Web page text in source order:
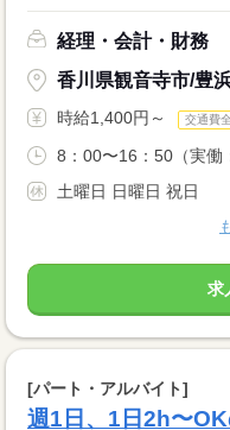
経理・会計・財務
香川県観音寺市/豊
時給1,400円～ 交通費
8：00〜16：50（実働
土曜日 日曜日 祝日
求
[パート・アルバイト]
週1日、1日2h〜